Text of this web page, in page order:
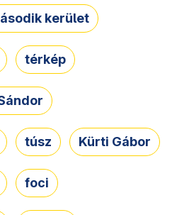
kerület
térkép
túsz Kürti Gábor
foci